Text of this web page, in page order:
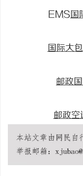
EMS国
国际大
邮政
邮政